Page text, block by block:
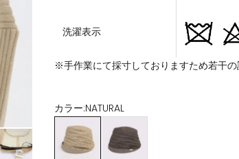
洗濯表示
※手作業にて採寸しておりますため若干
カラー:NATURAL
NATURAL
BROWN